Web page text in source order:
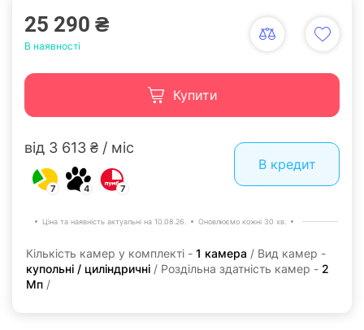
25 290 ₴
В наявності
Купити
від 3 613 ₴ / міс
7 4 7
В кредит
Ціна та наявність актуальні на 10.08.26. Оновлюємо кожні 30 хв.
Кількість камер у комплекті - 1 камера / Вид камер -
купольні / циліндричні / Роздільна здатність камер - 2
Мп /